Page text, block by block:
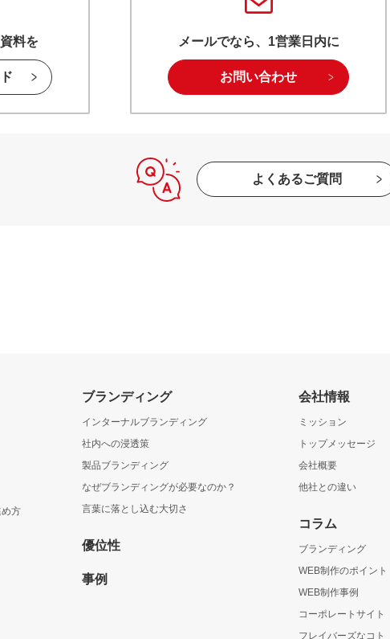
料を メールでなら、1営業日内に
お問い合わせ
よくあるご質問
方
ブランディング
インターナルブランディング
社内への浸透策
製品ブランディング
なぜブランディングが必要なのか？
言葉に落とし込む大切さ
優位性
事例
会社情報
ミッション
トップメッセージ
会社概要
他社との違い
コラム
ブランディング
WEB制作のポイント
WEB制作事例
コーポレートサイト
フレイバーズなコト